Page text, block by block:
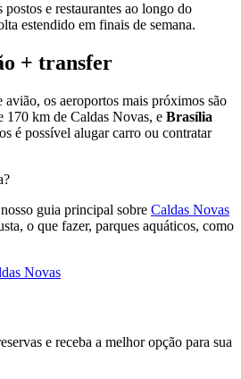
e restaurantes ao longo do
estendido em finais de semana.
+ transfer
avião, os aeroportos mais próximos são
170 km de Caldas Novas, e Brasília
é possível alugar carro ou contratar
guia principal sobre Caldas Novas
o que fazer, parques aquáticos, como
Novas
e receba a melhor opção para sua